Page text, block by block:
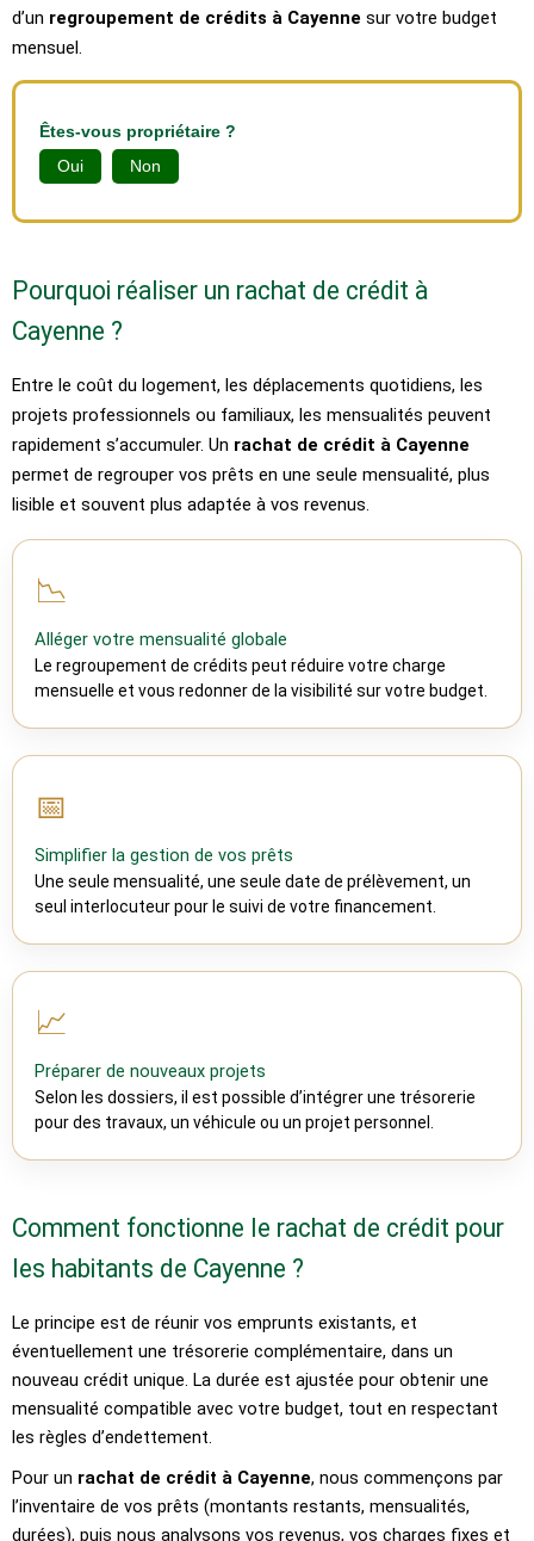
d’un regroupement de crédits à Cayenne sur votre budget
mensuel.
Êtes-vous propriétaire ?
Oui
Non
Pourquoi réaliser un rachat de crédit à
Cayenne ?
Entre le coût du logement, les déplacements quotidiens, les
projets professionnels ou familiaux, les mensualités peuvent
rapidement s’accumuler. Un rachat de crédit à Cayenne
permet de regrouper vos prêts en une seule mensualité, plus
lisible et souvent plus adaptée à vos revenus.
📉
Alléger votre mensualité globale
Le regroupement de crédits peut réduire votre charge
mensuelle et vous redonner de la visibilité sur votre budget.
📅
Simplifier la gestion de vos prêts
Une seule mensualité, une seule date de prélèvement, un
seul interlocuteur pour le suivi de votre financement.
📈
Préparer de nouveaux projets
Selon les dossiers, il est possible d’intégrer une trésorerie
pour des travaux, un véhicule ou un projet personnel.
Comment fonctionne le rachat de crédit pour
les habitants de Cayenne ?
Le principe est de réunir vos emprunts existants, et
éventuellement une trésorerie complémentaire, dans un
nouveau crédit unique. La durée est ajustée pour obtenir une
mensualité compatible avec votre budget, tout en respectant
les règles d’endettement.
Pour un rachat de crédit à Cayenne, nous commençons par
l’inventaire de vos prêts (montants restants, mensualités,
durées), puis nous analysons vos revenus, vos charges fixes et